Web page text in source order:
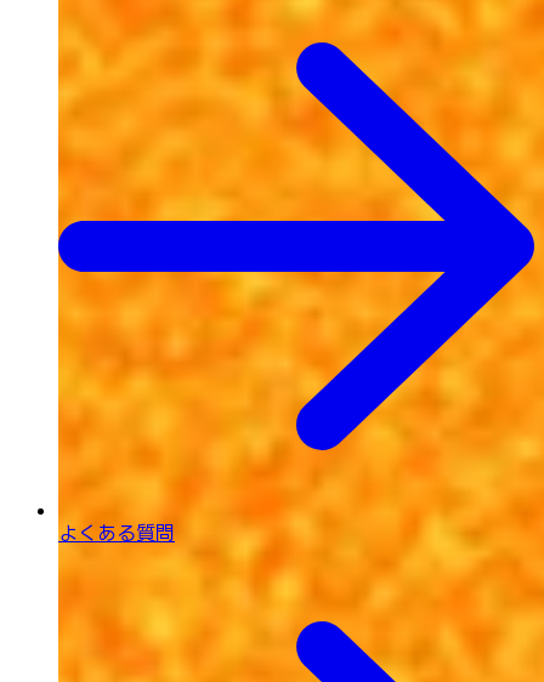
よくある質問